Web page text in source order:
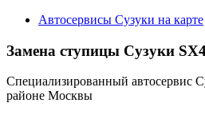
Автосервисы Сузуки на карте
Замена ступицы Сузуки
Специализированный автосервис
районе Москвы